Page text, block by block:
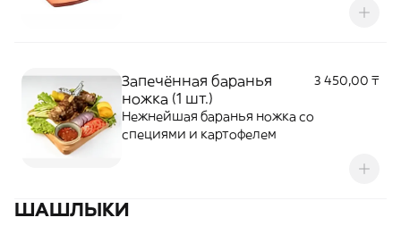
Запечённая баранья
ножка (1 шт.)
3 450,00 ₸
Нежнейшая баранья ножка со
специями и картофелем
ШАШЛЫКИ